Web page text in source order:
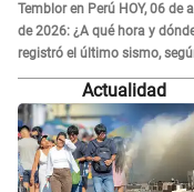
Temblor en Perú HOY, 06 de
de 2026: ¿A qué hora y
registró el último sismo,
IGP?
Actualidad